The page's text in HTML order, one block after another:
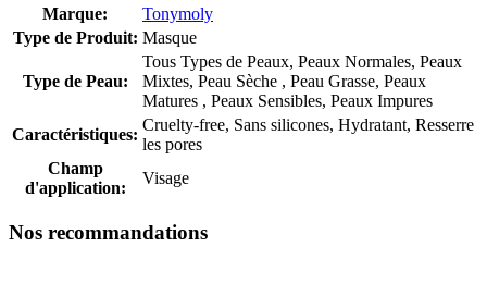
Marque:
Tonymoly
Type de Produit: Masque
Type de Peau:
Tous Types de Peaux, Peaux Normales, Peaux
Mixtes, Peau Sèche , Peau Grasse, Peaux
Matures , Peaux Sensibles, Peaux Impures
Caractéristiques:
Cruelty-free, Sans silicones, Hydratant, Resserre
les pores
Champ
d'application:
Visage
Nos recommandations